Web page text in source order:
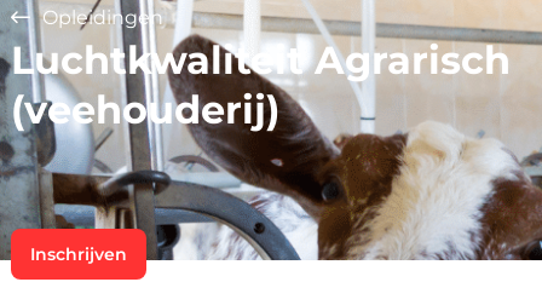
Opleidingen
Luchtkwaliteit Agrarisch
(veehouderij)
Inschrijven